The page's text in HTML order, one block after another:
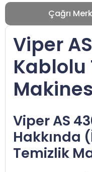
Çağrı
Viper
Kablolu
Viper AS
Hakkında
Temizlik